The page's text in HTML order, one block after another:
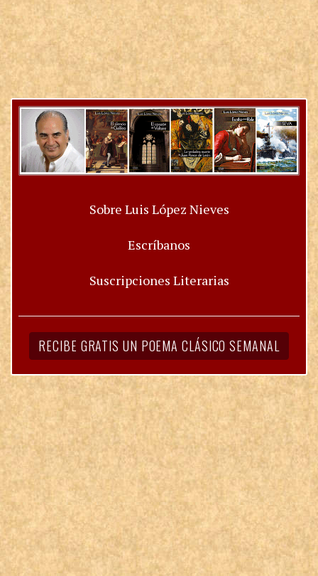
Sobre Luis López Nieves
Escríbanos
Suscripciones Literarias
RECIBE GRATIS UN POEMA CLÁSICO SEMANAL